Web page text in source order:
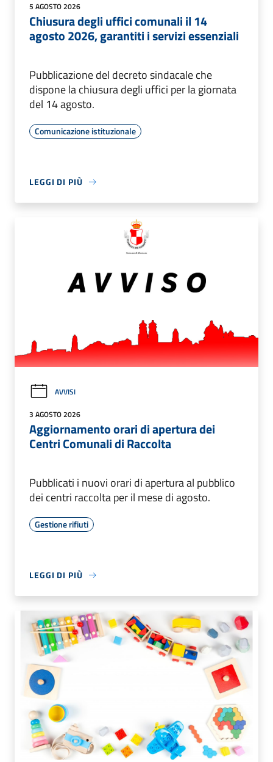
5 AGOSTO 2026
Chiusura degli uffici comunali il 14
agosto 2026, garantiti i servizi essenziali
Pubblicazione del decreto sindacale che
dispone la chiusura degli uffici per la giornata
del 14 agosto.
Comunicazione istituzionale
LEGGI DI PIÙ
AVVISI
3 AGOSTO 2026
Aggiornamento orari di apertura dei
Centri Comunali di Raccolta
Pubblicati i nuovi orari di apertura al pubblico
dei centri raccolta per il mese di agosto.
Gestione rifiuti
LEGGI DI PIÙ